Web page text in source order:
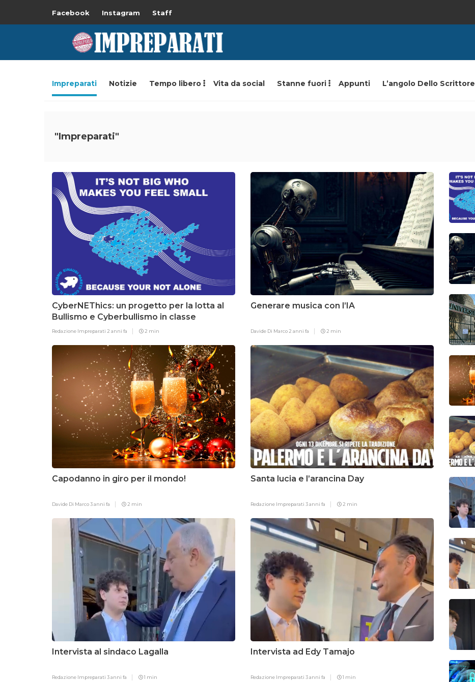
Facebook Instagram Staff
Impreparati Notizie Tempo libero Vita da social Stanne fuori Appunti L’angolo Dello Scrittore
"Impreparati"
CyberNEThics: un progetto per la lotta al
Bullismo e Cyberbullismo in classe
Redazione Impreparati 2 anni fa 2 min
Generare musica con l’IA
Davide Di Marco 2 anni fa 2 min
Capodanno in giro per il mondo!
Davide Di Marco3 anni fa 2 min
Santa lucia e l’arancina Day
Redazione Impreparati 3 anni fa 2 min
Intervista al sindaco Lagalla
Redazione Impreparati 3 anni fa 1 min
Intervista ad Edy Tamajo
Redazione Impreparati 3 anni fa 1 min